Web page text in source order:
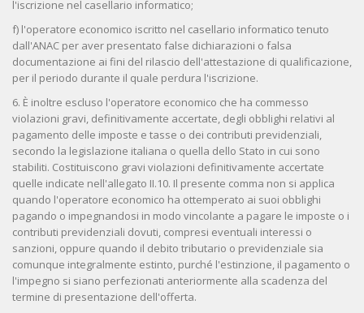
l'iscrizione nel casellario informatico;
f) l'operatore economico iscritto nel casellario informatico tenuto
dall'ANAC per aver presentato false dichiarazioni o falsa
documentazione ai fini del rilascio dell'attestazione di qualificazione,
per il periodo durante il quale perdura l'iscrizione.
6. È inoltre escluso l'operatore economico che ha commesso
violazioni gravi, definitivamente accertate, degli obblighi relativi al
pagamento delle imposte e tasse o dei contributi previdenziali,
secondo la legislazione italiana o quella dello Stato in cui sono
stabiliti. Costituiscono gravi violazioni definitivamente accertate
quelle indicate nell'allegato II.10. Il presente comma non si applica
quando l'operatore economico ha ottemperato ai suoi obblighi
pagando o impegnandosi in modo vincolante a pagare le imposte o i
contributi previdenziali dovuti, compresi eventuali interessi o
sanzioni, oppure quando il debito tributario o previdenziale sia
comunque integralmente estinto, purché l'estinzione, il pagamento o
l'impegno si siano perfezionati anteriormente alla scadenza del
termine di presentazione dell'offerta.